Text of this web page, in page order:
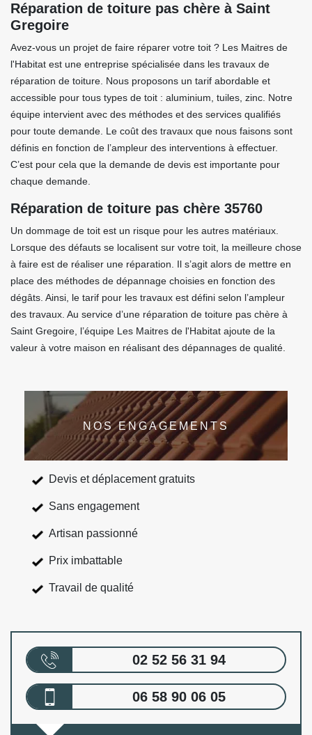
Réparation de toiture pas chère à Saint
Gregoire
Avez-vous un projet de faire réparer votre toit ? Les Maitres de
l'Habitat est une entreprise spécialisée dans les travaux de
réparation de toiture. Nous proposons un tarif abordable et
accessible pour tous types de toit : aluminium, tuiles, zinc. Notre
équipe intervient avec des méthodes et des services qualifiés
pour toute demande. Le coût des travaux que nous faisons sont
définis en fonction de l’ampleur des interventions à effectuer.
C’est pour cela que la demande de devis est importante pour
chaque demande.
Réparation de toiture pas chère 35760
Un dommage de toit est un risque pour les autres matériaux.
Lorsque des défauts se localisent sur votre toit, la meilleure chose
à faire est de réaliser une réparation. Il s’agit alors de mettre en
place des méthodes de dépannage choisies en fonction des
dégâts. Ainsi, le tarif pour les travaux est défini selon l’ampleur
des travaux. Au service d’une réparation de toiture pas chère à
Saint Gregoire, l’équipe Les Maitres de l'Habitat ajoute de la
valeur à votre maison en réalisant des dépannages de qualité.
NOS ENGAGEMENTS
Devis et déplacement gratuits
Sans engagement
Artisan passionné
Prix imbattable
Travail de qualité
02 52 56 31 94
06 58 90 06 05